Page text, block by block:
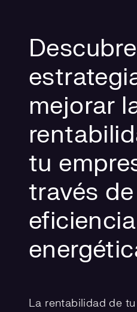
mejorar
tu
través
eficiencia
La rentabilidad de